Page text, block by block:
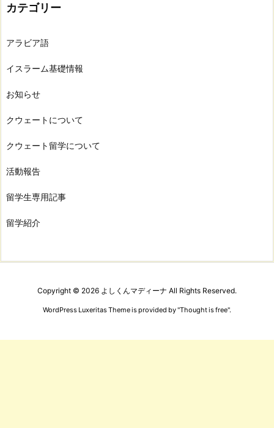
カテゴリー
アラビア語
イスラーム基礎情報
お知らせ
クウェートについて
クウェート留学について
活動報告
留学生専用記事
留学紹介
Copyright © 2026 よしくんマディーナ All Rights Reserved.
WordPress Luxeritas Theme is provided by "Thought is free".